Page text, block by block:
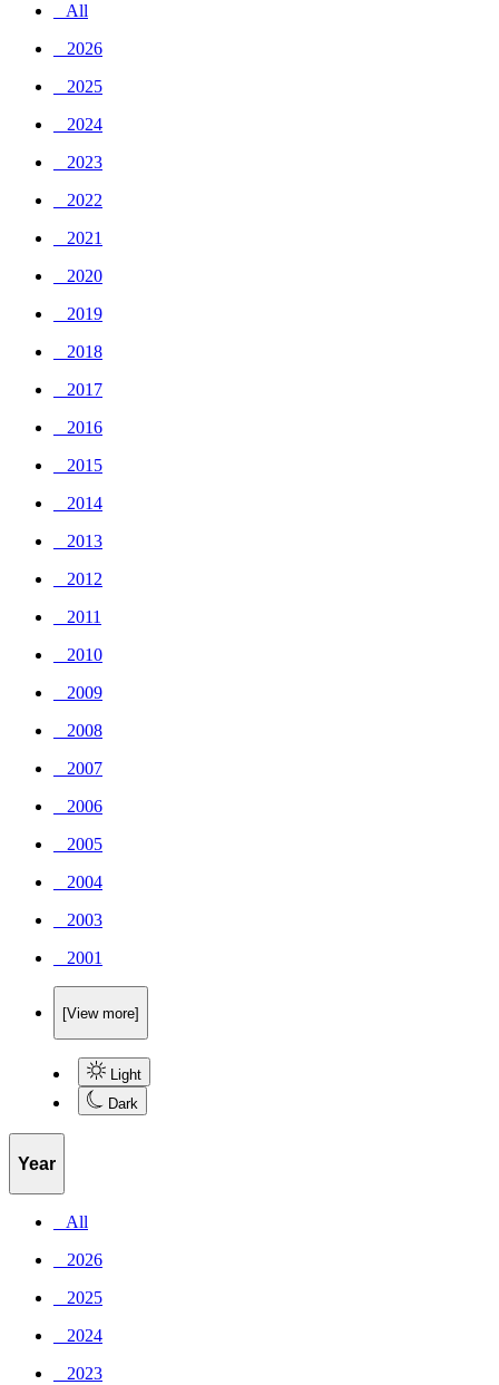
_ All
_ 2026
_ 2025
_ 2024
_ 2023
_ 2022
_ 2021
_ 2020
_ 2019
_ 2018
_ 2017
_ 2016
_ 2015
_ 2014
_ 2013
_ 2012
_ 2011
_ 2010
_ 2009
_ 2008
_ 2007
_ 2006
_ 2005
_ 2004
_ 2003
_ 2001
[View more]
Light
Dark
Year
_ All
_ 2026
_ 2025
_ 2024
_ 2023